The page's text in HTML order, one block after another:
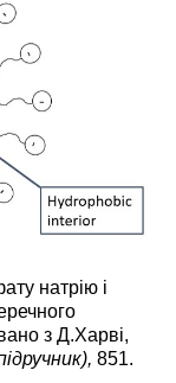
натрію і
з Д.Харві,
851.